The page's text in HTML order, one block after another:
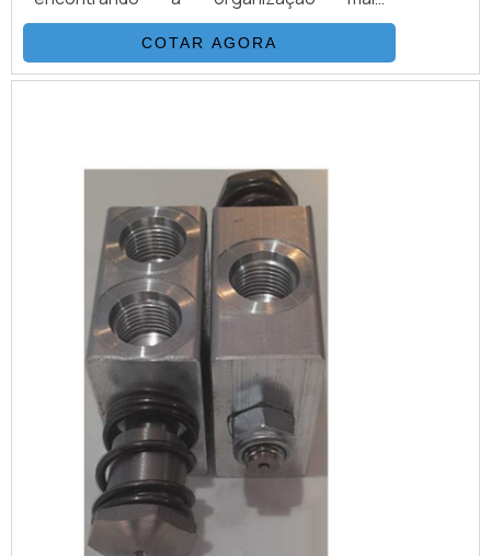
competente do ramo, a aquisição é mais
assertiva.Quando o assunto é válvula globo
pistão de controle, com a Solution
com os resultados dos clientes.MAIS
DETALHES SOBRE A VÁLVULA GLOBO ...
COTAR AGORA